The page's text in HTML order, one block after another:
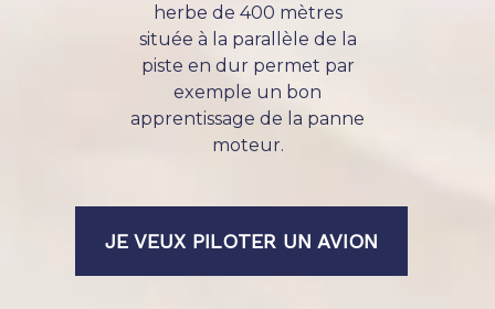
herbe de 400 mètres
située à la parallèle de la
piste en dur permet par
exemple un bon
apprentissage de la panne
moteur.
JE VEUX PILOTER UN AVION